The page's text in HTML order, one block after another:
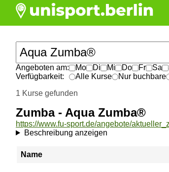
Angeboten am: Mo Di Mi Do Fr Sa
Verfügbarkeit:
Alle Kurse Nur buchbare
1 Kurse gefunden
Zumba - Aqua Zumba®
Beschreibung anzeigen
Name